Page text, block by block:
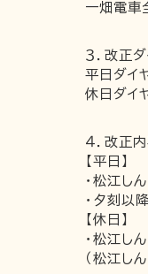
一畑電車
３．改正
平日ダイ
休日ダイヤ
４．改正
【平日】
・松江し
・夕刻以
【休日】
・松江し
（松江し